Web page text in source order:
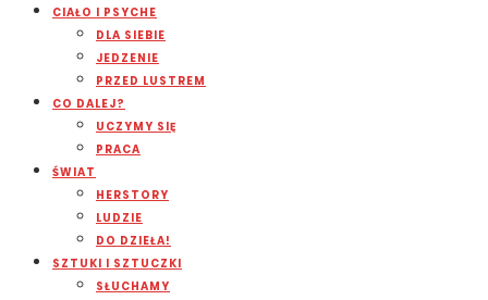
CIAŁO I PSYCHE
DLA SIEBIE
JEDZENIE
PRZED LUSTREM
CO DALEJ?
UCZYMY SIĘ
PRACA
ŚWIAT
HERSTORY
LUDZIE
DO DZIEŁA!
SZTUKI I SZTUCZKI
SŁUCHAMY